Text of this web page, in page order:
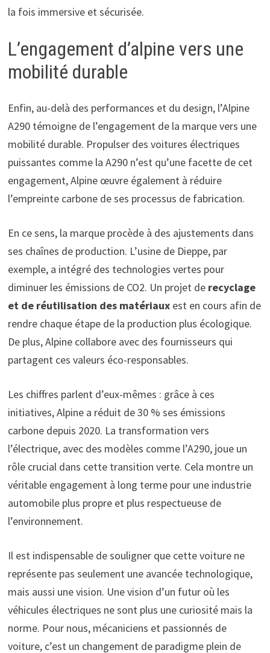
la fois immersive et sécurisée.
L’engagement d’alpine vers une
mobilité durable
Enfin, au-delà des performances et du design, l’Alpine
A290 témoigne de l’engagement de la marque vers une
mobilité durable. Propulser des voitures électriques
puissantes comme la A290 n’est qu’une facette de cet
engagement, Alpine œuvre également à réduire
l’empreinte carbone de ses processus de fabrication.
En ce sens, la marque procède à des ajustements dans
ses chaînes de production. L’usine de Dieppe, par
exemple, a intégré des technologies vertes pour
diminuer les émissions de CO2. Un projet de recyclage
et de réutilisation des matériauxest en cours afin de
rendre chaque étape de la production plus écologique.
De plus, Alpine collabore avec des fournisseurs qui
partagent ces valeurs éco-responsables.
Les chiffres parlent d’eux-mêmes : grâce à ces
initiatives, Alpine a réduit de 30 % ses émissions
carbone depuis 2020. La transformation vers
l’électrique, avec des modèles comme l’A290, joue un
rôle crucial dans cette transition verte. Cela montre un
véritable engagement à long terme pour une industrie
automobile plus propre et plus respectueuse de
l’environnement.
Il est indispensable de souligner que cette voiture ne
représente pas seulement une avancée technologique,
mais aussi une vision. Une vision d’un futur où les
véhicules électriques ne sont plus une curiosité mais la
norme. Pour nous, mécaniciens et passionnés de
voiture, c’est un changement de paradigme plein de